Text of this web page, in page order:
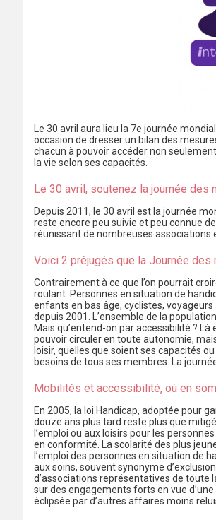
Le 30 avril aura lieu la 7e journée
occasion de dresser un bilan des
chacun à pouvoir accéder non
la vie selon ses capacités.
Le 30 avril, soutenez la journée
Depuis 2011, le 30 avril est la journée
reste encore peu suivie et peu connue
réunissant de nombreuses associations
Voici 2 préjugés que la Journée
Contrairement à ce que l’on pourrait
roulant. Personnes en situation de
enfants en bas âge, cyclistes,
depuis 2001. L’ensemble de la
Mais qu’entend-on par accessibilité ?
pouvoir circuler en toute autonomie,
loisir, quelles que soient ses capacités
besoins de tous ses membres. La
Mobilités et accessibilité, où en
En 2005, la loi Handicap, adoptée pour
douze ans plus tard reste plus que
l’emploi ou aux loisirs pour les
en conformité. La scolarité des plus
l’emploi des personnes en situation de
aux soins, souvent synonyme d’exclusion
d’associations représentatives de toute
sur des engagements forts en vue
éclipsée par d’autres affaires moins